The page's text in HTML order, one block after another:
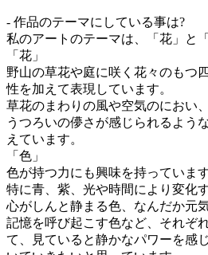
- 作品のテーマにしている事は?
私のアートのテーマは、「花」と
「花」
野山の草花や庭に咲く花々のもつ
性を加えて表現しています。
草花のまわりの風や空気のにおい
うつろいの儚さが感じられるよう
えています。
「色」
色が持つ力にも興味を持っています
特に青、紫、光や時間により変化
心がしんと静まる色、なんだか元
記憶を呼び起こす色など、それぞ
て、見ていると静かなパワーを感